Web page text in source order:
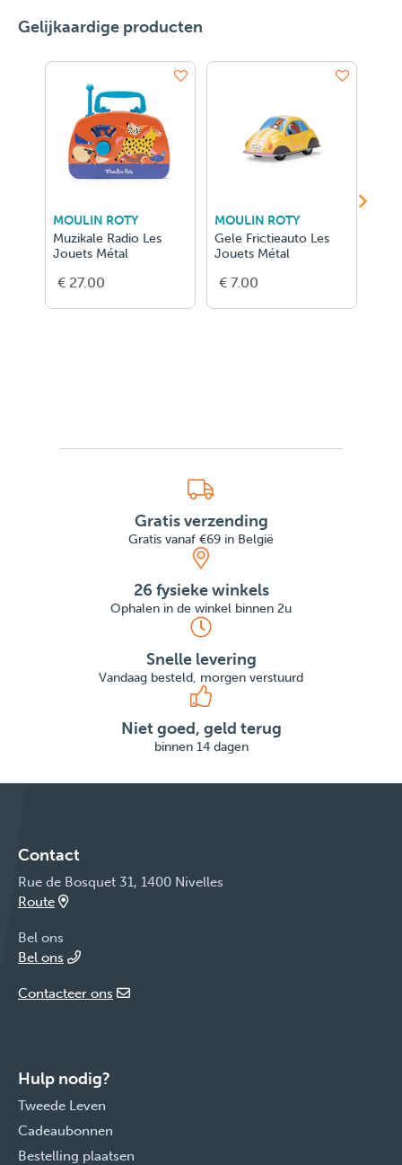
Gelijkaardige producten
MOULIN ROTY
Muzikale Radio Les
Jouets Métal
€ 27.00
MOULIN ROTY
Gele Frictieauto Les
Jouets Métal
€ 7.00
Gratis verzending
Gratis vanaf €69 in België
26 fysieke winkels
Ophalen in de winkel binnen 2u
Snelle levering
Vandaag besteld, morgen verstuurd
Niet goed, geld terug
binnen 14 dagen
Contact
Rue de Bosquet 31, 1400 Nivelles
Route
Bel ons
Bel ons
Contacteer ons
Hulp nodig?
Tweede Leven
Cadeaubonnen
Bestelling plaatsen